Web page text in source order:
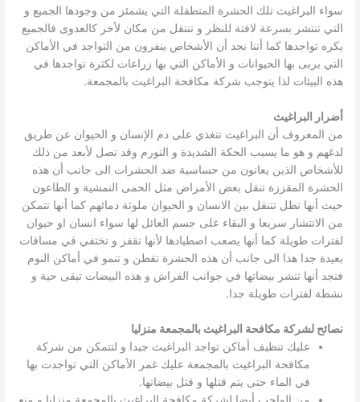
سواء البراغيث تلك الحشرة المتطفلة التي يشمئز من وجودها الجميع و
التي تنتشر بسرعة لافتة للنظر و تنتقل من مكان لأخر كالعدوى فالجميع
يكره تواجدها كما أننا نجد أن الأشخاص ينفرون من التواجد في الأماكن
التي يربى بها الحيوانات و الأماكن التي بها زراعات لكثرة تواجدها في
هذه البيئات لذا يتوجب شركة مكافحة البراغيث بالمجمعة.
أضرار البراغيث
من المعروف أن البراغيث تتغذي على دم الإنسان و الحيوان عن طريق
لدغهم و هو ما يسبب الحكة الشديدة و التورم وقد تصل لأبعد من ذلك
للأشخاص الذين يعانون من حساسية ضد الحشرات الى جانب أن هذه
الحشرة المقززة تنقل بعض الأمراض مثل الحمى النمشية و الطاعون
حيث أنها تظل تتنقل بين الانسان و الحيوان ملوثة دمائهم كما أنها تتمكن
من الانتشار سريعا و البقاء على جسم العائل لها سواء انسان او حيوان
لفترات طويلة كما أنها يصعب اصطيادها لأنها تقفز و تختفي في مسافات
بعيدة جدا هذا الى جانب أن هذه الحشرة تقطن و تنمو في أماكن النوم
فنجد أنها تنشر بيضاتها في جوانب الفراش و هذه البيضات تبقى حية و
نشطة لفترات طويلة جدا.
نصائح لشركة مكافحة البراغيث بالمجمعة منزليا
عليك تنظيف أماكن تواجد البراغيث جيدا و لتتمكن من شركة
مكافحة البراغيث بالمجمعة عليك غمر الأماكن التي تواجدت بها
في الماء حتى يتم قتلها و قتل بيضاتها.
من الواجب أيضا لشركة مكافحة البراغيث بالمجمعة منزليا و منع